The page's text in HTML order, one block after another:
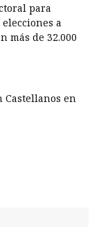
para
a
más de 32.000
Castellanos en